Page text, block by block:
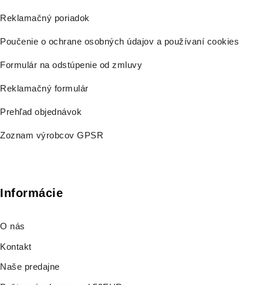
Reklamačný poriadok
Poučenie o ochrane osobných údajov a používaní cookies
Formulár na odstúpenie od zmluvy
Reklamačný formulár
Prehľad objednávok
Zoznam výrobcov GPSR
Informácie
O nás
Kontakt
Naše predajne